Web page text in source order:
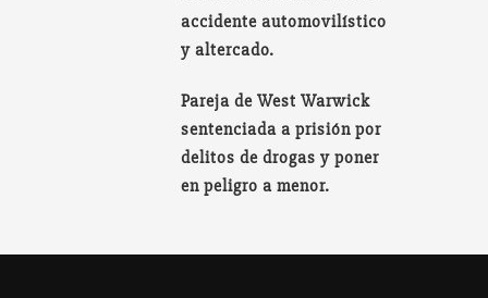
accidente automovilístico
y altercado.
Pareja de West Warwick
sentenciada a prisión por
delitos de drogas y poner
en peligro a menor.